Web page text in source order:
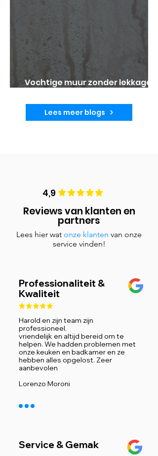
Vochtige muur zonder lekkage:
Lees meer blogs
4,9
Reviews van klanten en
partners
Lees hier wat onze klanten van onze
service vinden!
Professionaliteit &
Kwaliteit
Harold en zijn team zijn
professioneel,
vriendelijk en altijd bereid om te
helpen. We hadden problemen met
onze keuken en badkamer en ze
hebben alles opgelost. Zeer
aanbevolen
Lorenzo Moroni
Service & Gemak